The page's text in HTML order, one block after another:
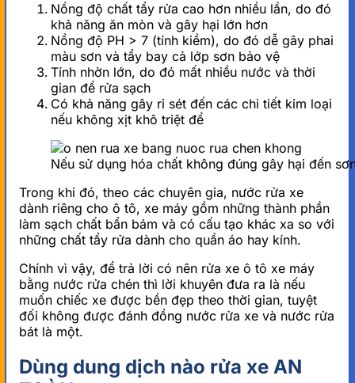
Nồng độ chất tẩy rửa cao hơn nhiều lần, do đó
khả năng ăn mòn và gây hại lớn hơn
Nồng độ PH > 7 (tính kiềm), do đó dễ gây phai
màu sơn và tẩy bay cả lớp sơn bảo vệ
Tính nhờn lớn, do đó mất nhiều nước và thời
gian để rửa sạch
Có khả năng gây rỉ sét đến các chi tiết kim loại
nếu không xịt khô triệt để
Nếu sử dụng hóa chất không đúng gây hại đến
Trong khi đó, theo các chuyên gia, nước rửa xe
dành riêng cho ô tô, xe máy gồm những thành phần
làm sạch chất bẩn bám và có cấu tạo khác xa so với
những chất tẩy rửa dành cho quần áo hay kính.
Chính vì vậy, để trả lời có nên rửa xe ô tô xe máy
bằng nước rửa chén thì lời khuyên đưa ra là nếu
muốn chiếc xe được bền đẹp theo thời gian, tuyệt
đối không được đánh đồng nước rửa xe và nước rửa
bát là một.
Dùng dung dịch nào rửa xe AN